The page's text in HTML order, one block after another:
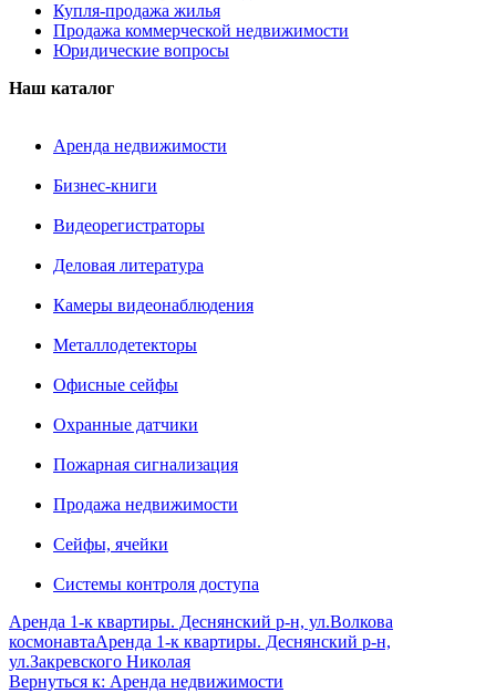
Купля-продажа жилья
Продажа коммерческой недвижимости
Юридические вопросы
Наш каталог
Аренда недвижимости
Бизнес-книги
Видеорегистраторы
Деловая литература
Камеры видеонаблюдения
Металлодетекторы
Офисные сейфы
Охранные датчики
Пожарная сигнализация
Продажа недвижимости
Сейфы, ячейки
Системы контроля доступа
Аренда 1-к квартиры. Деснянский р-н, ул.Волкова
космонавтаАренда 1-к квартиры. Деснянский р-н,
ул.Закревского Николая
Вернуться к: Аренда недвижимости